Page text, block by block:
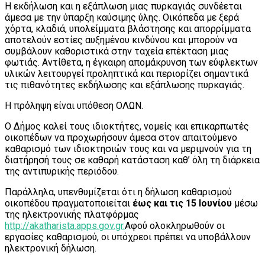
Η εκδήλωση και η εξάπλωση μιας πυρκαγιάς συνδέεται
άμεσα με την ύπαρξη καύσιμης ύλης. Οικόπεδα με ξερά
χόρτα, κλαδιά, υπολείμματα βλάστησης και απορρίμματα
αποτελούν εστίες αυξημένου κινδύνου και μπορούν να
συμβάλουν καθοριστικά στην ταχεία επέκταση μιας
φωτιάς. Αντίθετα, η έγκαιρη απομάκρυνση των εύφλεκτων
υλικών λειτουργεί προληπτικά και περιορίζει σημαντικά
τις πιθανότητες εκδήλωσης και εξάπλωσης πυρκαγιάς.
Η πρόληψη είναι υπόθεση ΟΛΩΝ.
Ο Δήμος καλεί τους ιδιοκτήτες, νομείς και επικαρπωτές
οικοπέδων να προχωρήσουν άμεσα στον απαιτούμενο
καθαρισμό των ιδιοκτησιών τους και να μεριμνούν για τη
διατήρησή τους σε καθαρή κατάσταση καθ’ όλη τη διάρκεια
της αντιπυρικής περιόδου.
Παράλληλα, υπενθυμίζεται ότι η δήλωση καθαρισμού
οικοπέδου πραγματοποιείται έως και τις 15 Ιουνίου μέσω
της ηλεκτρονικής πλατφόρμας
http://akatharista.apps.gov.gr.Αφού ολοκληρωθούν οι
εργασίες καθαρισμού, οι υπόχρεοι πρέπει να υποβάλλουν
ηλεκτρονική δήλωση.